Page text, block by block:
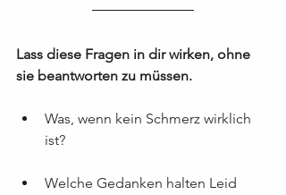
Lass diese Fragen in dir wirken, ohne
sie beantworten zu müssen.
Was, wenn kein Schmerz wirklich
ist?
Welche Gedanken halten Leid